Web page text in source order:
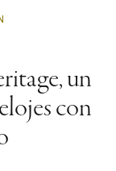
un
con